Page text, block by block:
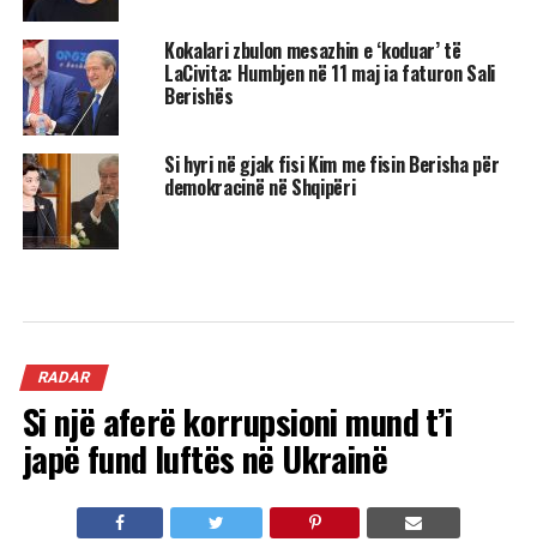
Kokalari zbulon mesazhin e ‘koduar’ të
LaCivita: Humbjen në 11 maj ia faturon Sali
Berishës
Si hyri në gjak fisi Kim me fisin Berisha për
demokracinë në Shqipëri
RADAR
Si një aferë korrupsioni mund t’i
japë fund luftës në Ukrainë